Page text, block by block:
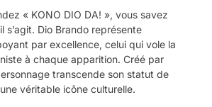
« KONO DIO DA! », vous savez
s’agit. Dio Brando représente
par excellence, celui qui vole la
à chaque apparition. Créé par
transcende son statut de
véritable icône culturelle.